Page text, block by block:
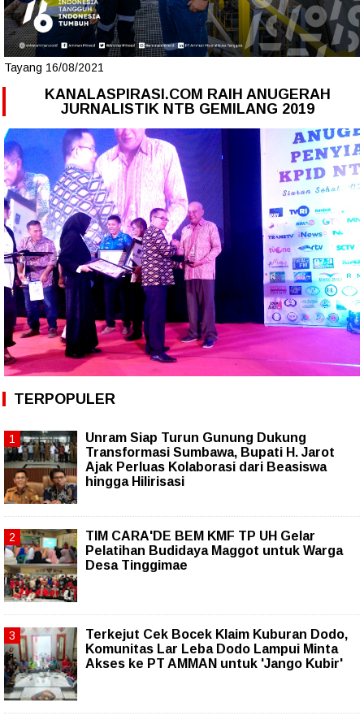
Tayang 16/08/2021
KANALASPIRASI.COM RAIH ANUGERAH
JURNALISTIK NTB GEMILANG 2019
TERPOPULER
Unram Siap Turun Gunung Dukung
Transformasi Sumbawa, Bupati H. Jarot
Ajak Perluas Kolaborasi dari Beasiswa
hingga Hilirisasi
TIM CARA'DE BEM KMF TP UH Gelar
Pelatihan Budidaya Maggot untuk Warga
Desa Tinggimae
Terkejut Cek Bocek Klaim Kuburan Dodo,
Komunitas Lar Leba Dodo Lampui Minta
Akses ke PT AMMAN untuk 'Jango Kubir'